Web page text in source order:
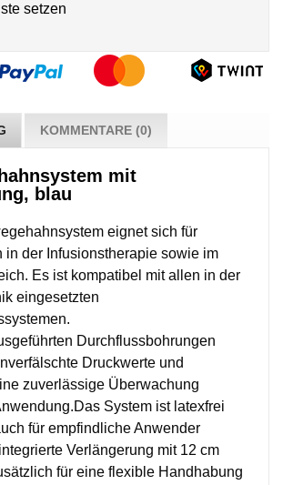
setzen
KOMMENTARE (0)
mit
blau
eignet sich für
in der Infusionstherapie sowie im
Es ist kompatibel mit allen in der
eingesetzten
Durchflussbohrungen
Druckwerte und
zuverlässige Überwachung
Das System ist latexfrei
für empfindliche Anwender
Verlängerung mit 12 cm
für eine flexible Handhabung